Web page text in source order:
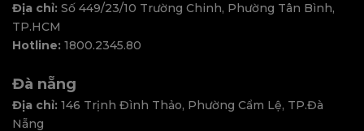
Địa chỉ: Số 449/23/10 Trường Chinh, Phường Tân Bình,
TP.HCM
Hotline: 1800.2345.80
Đà nẵng
Địa chỉ: 146 Trịnh Đình Thảo, Phường Cẩm Lệ, TP.Đà
Nẵng